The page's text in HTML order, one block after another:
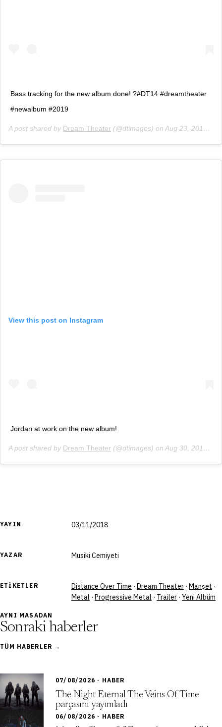
YAYIN 03/11/2018
YAZAR Musiki Cemiyeti
ETIKETLER Distance Over Time · Dream Theater · Manşet ·
Metal · Progressive Metal · Trailer · Yeni Albüm
Bass tracking for the new album done! ?#DT14 #dreamtheater
#newalbum #2019
A post shared by Dream Theater (@dtimages) on Aug 23, 2018 at 3:31pm PDT
View this post on Instagram
Jordan at work on the new album!
A post shared by Dream Theater (@dtimages) on Aug 30, 2018 at 7:40am PDT
AYNI MASADAN
Sonraki haberler
TÜM HABERLER →
07/08/2026 · HABER
The Night Eternal The Veins Of Time
parçasını yayımladı
06/08/2026 · HABER